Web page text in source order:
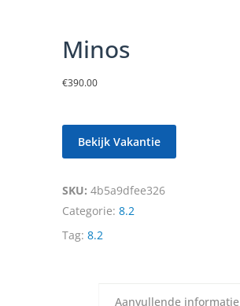
Minos
€390.00
Bekijk Vakantie
SKU: 4b5a9dfee326
Categorie: 8.2
Tag: 8.2
Aanvullende informatie